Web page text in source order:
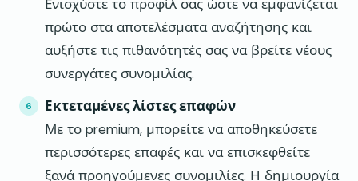
Ενισχύστε το προφίλ σας ώστε να εμφανίζεται
πρώτο στα αποτελέσματα αναζήτησης και
αυξήστε τις πιθανότητές σας να βρείτε νέους
συνεργάτες συνομιλίας.
Εκτεταμένες λίστες επαφών
Με το premium, μπορείτε να αποθηκεύσετε
περισσότερες επαφές και να επισκεφθείτε
ξανά προηγούμενες συνομιλίες. Η δημιουργία